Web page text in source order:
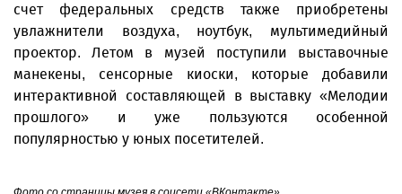
счет федеральных средств также приобретены
увлажнители воздуха, ноутбук, мультимедийный
проектор. Летом в музей поступили выставочные
манекены, сенсорные киоски, которые добавили
интерактивной составляющей в выставку «Мелодии
прошлого» и уже пользуются особенной
популярностью у юных посетителей.